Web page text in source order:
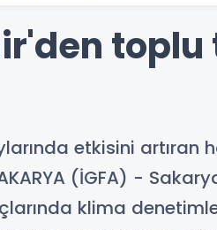
etkisini artıran
(İGFA) -
klima